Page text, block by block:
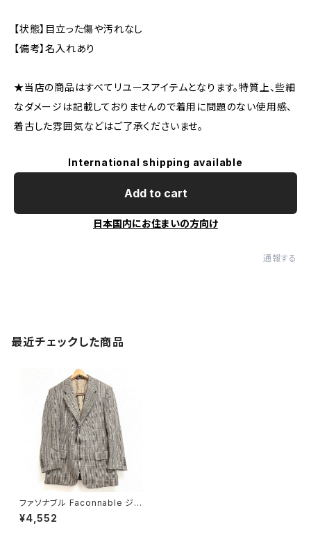
【状態】目立った傷や汚れなし
【備考】名入れあり
★当店の商品はすべてリユースアイテムとなります。特質上、些細
なダメージは記載しておりませんので着用に問題のない使用感、
着古した雰囲気などはご了承くださいませ。
International shipping available
Add to cart
日本国内にお住まいの方向け
通報する
最近チェックした商品
ファソナブル Faconnable ジャ
ケット S3B チェック柄 麻 グレ
ー系 815112
¥4,552